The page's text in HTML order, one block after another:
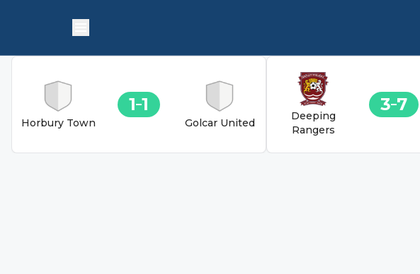
Horbury Town
1 1
Golcar United
Deeping
Rangers
3 7